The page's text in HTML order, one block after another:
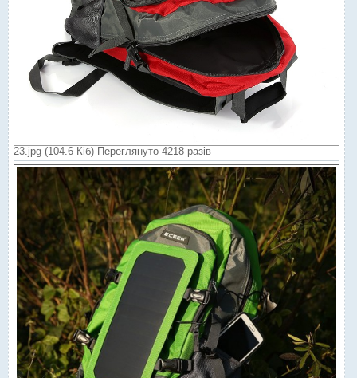
23.jpg (104.6 Кіб) Переглянуто 4218 разів